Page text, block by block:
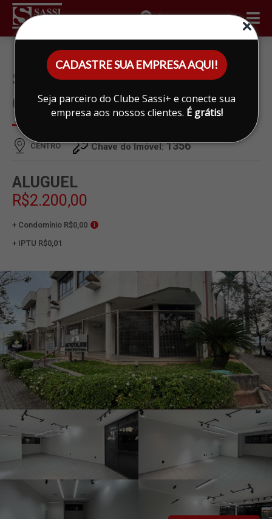
CADASTRE SUA EMPRESA AQUI!
Seja parceiro do Clube Sassi+ e conecte sua
empresa aos nossos clientes. É grátis!
ÁREA DO CLIENTE
SALÃO PARA ALUGAR EM
CENTRO, LIMEIRA
CENTRO Chave do Imóvel:1356
ALUGUEL
R$2.200,00
+ Condomínio R$0,00 i
+ IPTU R$0,01